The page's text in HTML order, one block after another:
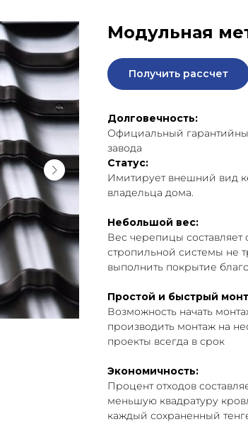
Модульная
Получить рассчет
Долговечность:
Официальный
завода
Статус:
Имитирует внешний вид
владельца дома.
Небольшой вес:
Вес черепицы составляет
стропильной системы не
выполнить покрытие
Простой и быстрый
Возможность начать
производить монтаж на
проекты всегда в срок
Экономичность:
Процент отходов
меньшую квадратуру
каждый сохраненный